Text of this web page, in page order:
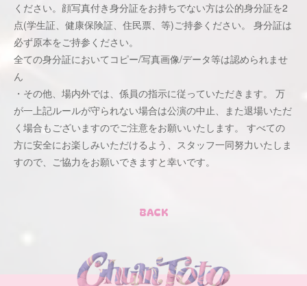
ください。顔写真付き身分証をお持ちでない方は公的身分証を2
点(学生証、健康保険証、住⺠票、等)ご持参ください。 身分証は
必ず原本をご持参ください。
全ての身分証においてコピー/写真画像/データ等は認められませ
ん
・その他、場内外では、係員の指示に従っていただきます。 万
が一上記ルールが守られない場合は公演の中止、また退場いただ
く場合もございますのでご注意をお願いいたします。 すべての
方に安全にお楽しみいただけるよう、スタッフ一同努力いたしま
すので、ご協力をお願いできますと幸いです。
BACK